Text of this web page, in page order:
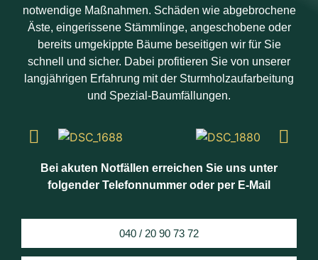
notwendige Maßnahmen. Schäden wie abgebrochene
Äste, eingerissene Stämmlinge, angeschobene oder
bereits umgekippte Bäume beseitigen wir für Sie
schnell und sicher. Dabei profitieren Sie von unserer
langjährigen Erfahrung mit der Sturmholzaufarbeitung
und Spezial-Baumfällungen.
Bei akuten Notfällen erreichen Sie uns unter
folgender Telefonnummer oder per E-Mail
040 / 20 90 73 72